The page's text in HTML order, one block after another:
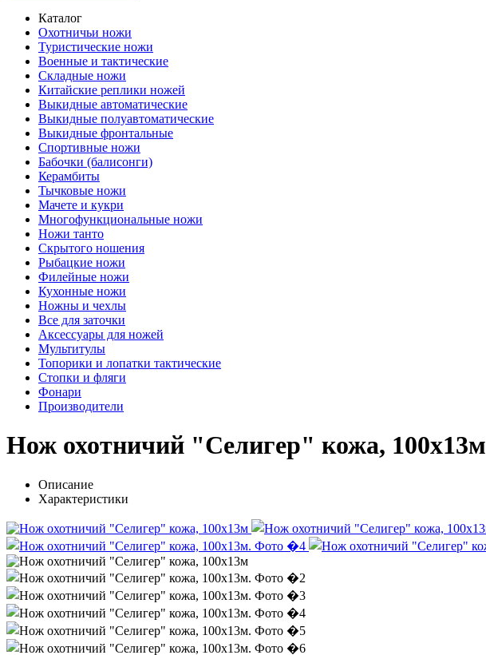
Каталог
Охотничьи ножи
Туристические ножи
Военные и тактические
Складные ножи
Китайские реплики ножей
Выкидные автоматические
Выкидные полуавтоматические
Выкидные фронтальные
Спортивные ножи
Бабочки (балисонги)
Керамбиты
Тычковые ножи
Мачете и кукри
Многофункциональные ножи
Ножи танто
Скрытого ношения
Рыбацкие ножи
Филейные ножи
Кухонные ножи
Ножны и чехлы
Все для заточки
Аксессуары для ножей
Мультитулы
Топорики и лопатки тактические
Стопки и фляги
Фонари
Производители
Нож охотничий "Селигер" кожа, 100х13м
Описание
Характеристики